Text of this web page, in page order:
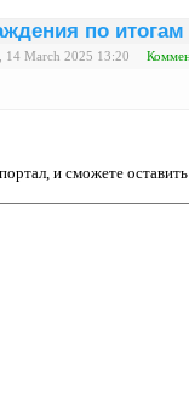
по
14 March 2025 13:20
и сможете